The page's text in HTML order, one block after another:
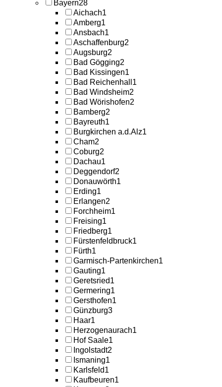
Bayern28
Aichach1
Amberg1
Ansbach1
Aschaffenburg2
Augsburg2
Bad Gögging2
Bad Kissingen1
Bad Reichenhall 1
Bad Windsheim2
Bad Wörishofen2
Bamberg2
Bayreuth1
Burgkirchen a.d.Alz1
Cham2
Coburg2
Dachau1
Deggendorf2
Donauwörth1
Erding1
Erlangen2
Forchheim1
Freising1
Friedberg1
Fürstenfeldbruck1
Fürth1
Garmisch-Partenkirchen1
Gauting1
Geretsried1
Germering1
Gersthofen1
Günzburg3
Haar1
Herzogenaurach1
Hof Saale1
Ingolstadt2
Ismaning1
Karlsfeld1
Kaufbeuren1